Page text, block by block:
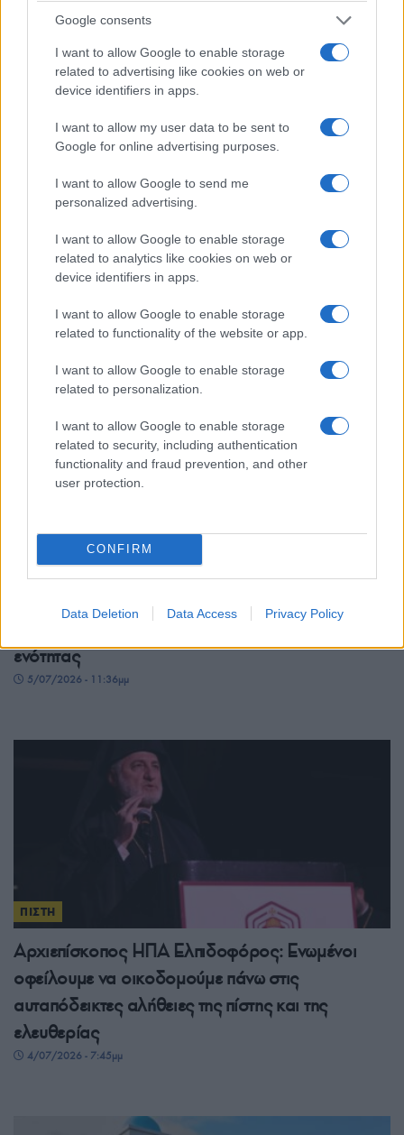
Google consents
I want to allow Google to enable storage
related to advertising like cookies on web or
device identifiers in apps.
I want to allow my user data to be sent to
Google for online advertising purposes.
I want to allow Google to send me
personalized advertising.
I want to allow Google to enable storage
related to analytics like cookies on web or
device identifiers in apps.
I want to allow Google to enable storage
related to functionality of the website or app.
I want to allow Google to enable storage
related to personalization.
I want to allow Google to enable storage
related to security, including authentication
functionality and fraud prevention, and other
user protection.
CONFIRM
Data Deletion Data Access Privacy Policy
Ο αρχιεπίσκοπος Καναδά Σωτήριος αποχωρεί
έπειτα από 52 χρόνια διακονίας – Ξεκινούν οι
διαδικασίες διαδοχής
7/07/2026 - 5:37μμ
ΠΙΣΤΗ
Παναγία Σουμελά: Αρχιερατικό συλλείτουργο και
συνεδρίαση του «Κοινού των Ποντίων» με μήνυμα
ενότητας
5/07/2026 - 11:36μμ
ΠΙΣΤΗ
Αρχιεπίσκοπος ΗΠΑ Ελπιδοφόρος: Ενωμένοι
οφείλουμε να οικοδομούμε πάνω στις
αυταπόδεικτες αλήθειες της πίστης και της
ελευθερίας
4/07/2026 - 7:45μμ